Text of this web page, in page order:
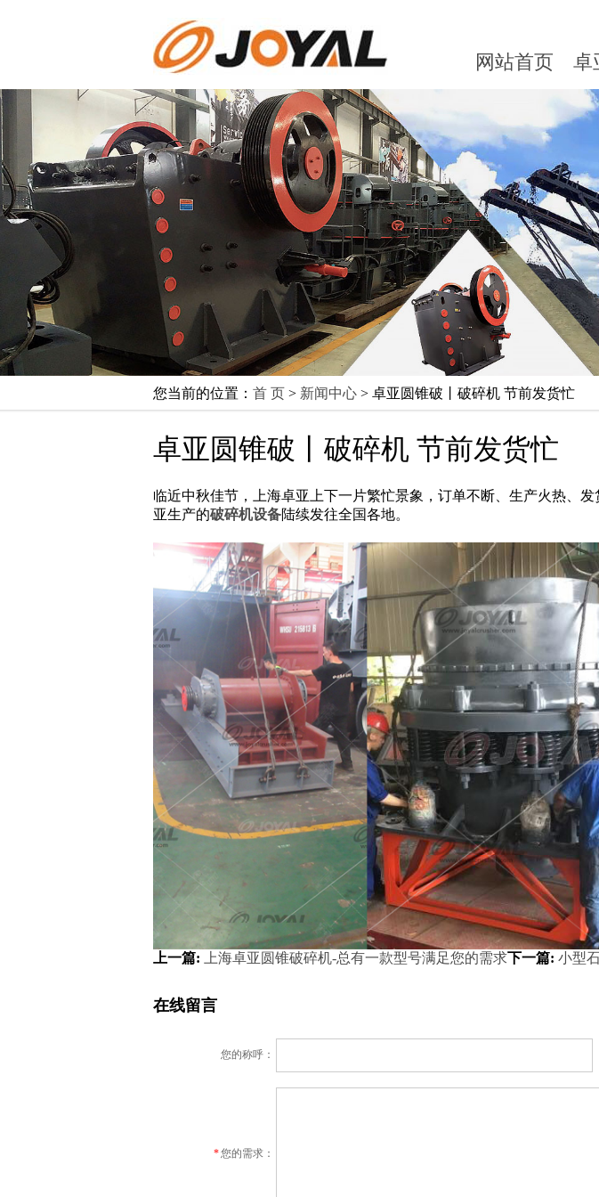
网站首页 卓
您当前的位置： 首 页 > 新闻中心 > 卓亚圆锥破丨破碎机 节前发货忙
卓亚圆锥破丨破碎机 节前发货忙
临近中秋佳节，上海卓亚上下一片繁忙景象，订单不断、生产火热、
亚生产的破碎机设备陆续发往全国各地。
上一篇: 上海卓亚圆锥破碎机-总有一款型号满足您的需求下一篇: 小型